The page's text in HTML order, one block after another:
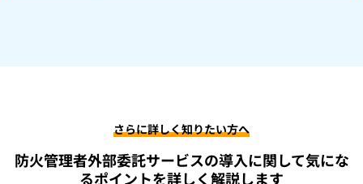
さらに詳しく知りたい方へ
防火管理者外部委託サービスの導入に関して気にな
るポイントを詳しく解説します